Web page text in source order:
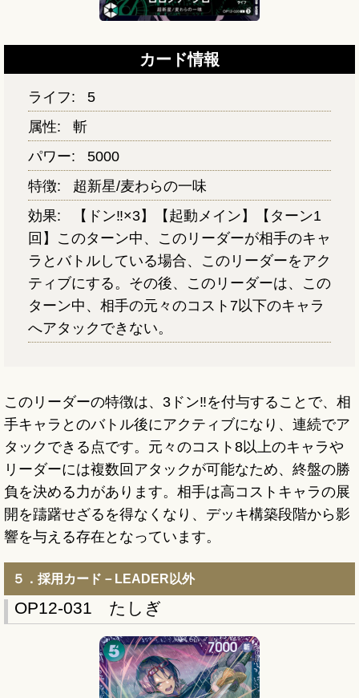
カード情報
ライフ:
5
属性:
斬
パワー:
5000
特徴:
超新星/麦わらの一味
効果:
【ドン‼×3】【起動メイン】【ターン1
回】このターン中、このリーダーが相手のキャ
ラとバトルしている場合、このリーダーをアク
ティブにする。その後、このリーダーは、この
ターン中、相手の元々のコスト7以下のキャラ
へアタックできない。
このリーダーの特徴は、3ドン‼を付与することで、相
手キャラとのバトル後にアクティブになり、連続でア
タックできる点です。元々のコスト8以上のキャラや
リーダーには複数回アタックが可能なため、終盤の勝
負を決める力があります。相手は高コストキャラの展
開を躊躇せざるを得なくなり、デッキ構築段階から影
響を与える存在となっています。
５．採用カード－LEADER以外
OP12-031 たしぎ